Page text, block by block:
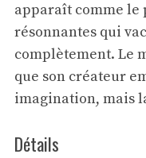
apparaît comme le
résonnantes qui
complètement. Le
que son créateur
imagination, mais
Détails